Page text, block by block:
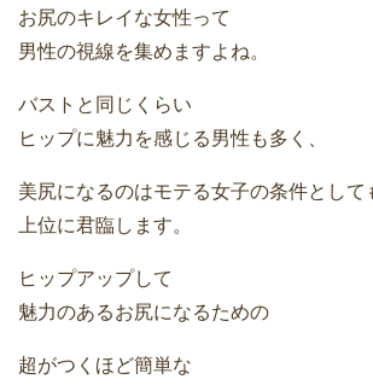
お尻のキレイな女性って
男性の視線を集めますよね。
バストと同じくらい
ヒップに魅力を感じる男性も多く、
美尻になるのはモテる女子の条件として
上位に君臨します。
ヒップアップして
魅力のあるお尻になるための
超がつくほど簡単な